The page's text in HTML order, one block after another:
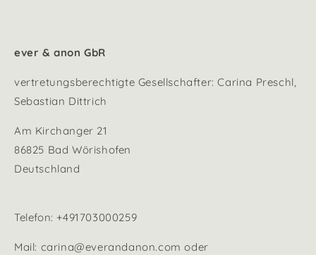
ever & anon GbR
vertretungsberechtigte Gesellschafter: Carina Preschl,
Sebastian Dittrich
Am Kirchanger 21
86825 Bad Wörishofen
Deutschland
Telefon: +491703000259
Mail: carina@everandanon.com oder